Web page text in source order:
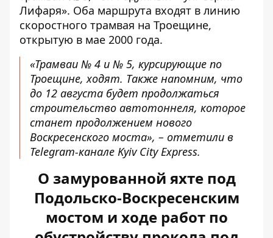
Лифаря». Оба маршрута входят в линию
скоростного трамвая на Троещине,
открытую в мае 2000 года.
«Трамваи № 4 и № 5, курсирующие по
Троещине, ходят. Также напомним, что
до 12 августа будет продолжаться
строительство автотоннеля, которое
станет продолжением нового
Воскресенского моста», – отметили в
Telegram-канале Kyiv City Express.
О замурованной яхте под
Подольско-Воскресенским
мостом и ходе работ по